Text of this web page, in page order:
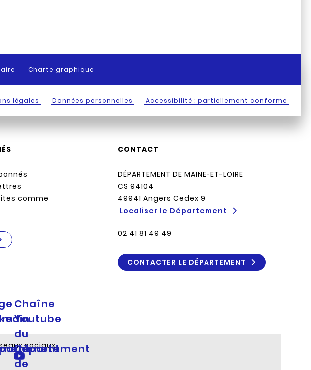
Charte graphique
légales Données personnelles Accessibilité : partiellement conforme
comme
CONTACT
DÉPARTEMENT DE MAINE-ET-LOIRE
CS 94104
49941 Angers Cedex 9
Localiser le Département
02 41 81 49 49
CONTACTER LE DÉPARTEMENT
sociaux
Chaîne
Youtube
du
Département
de